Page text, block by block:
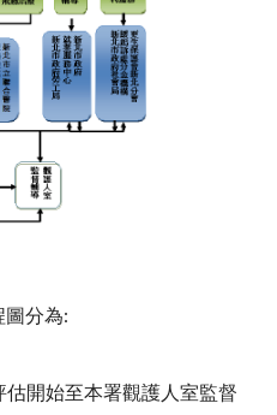
圖分為:
開始至本署觀護人室監督